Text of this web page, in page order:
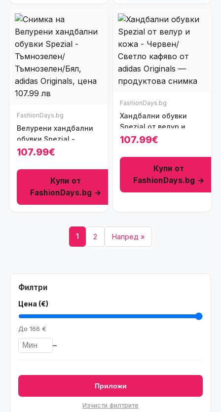
Филтри
Цена (€)
До 166 €
–
Приложи
Изчисти филтрите
FashionDays.bg
Велурени хандбални
обувки Spezial -
Тъмнозелен/
107.99€
Купи от
FashionDays.bg →
FashionDays.bg
Хандбални обувки
Spezial от велур и
кожа - Червен/Светло
107.99€
Купи от
FashionDays.bg →
1 2 Напред »